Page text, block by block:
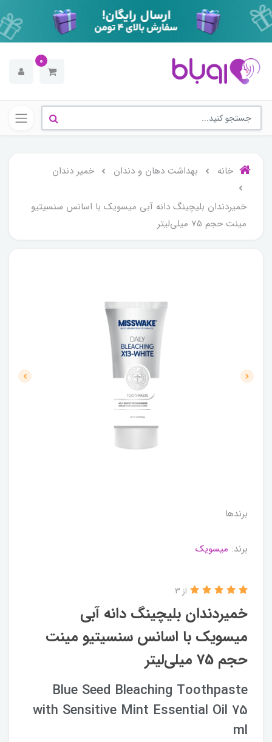
0
خانه بهداشت دهان و دندان خمیر دندان
خمیردندان بلیچینگ دانه آبی میسویک با اسانس سنسیتیو
مینت حجم 75 میلی‌لیتر
برندها
برند: میسویک
خمیردندان بلیچینگ دانه آبی
میسویک با اسانس سنسیتیو مینت
حجم 75 میلی‌لیتر
از 3
Blue Seed Bleaching Toothpaste
with Sensitive Mint Essential Oil 75
ml